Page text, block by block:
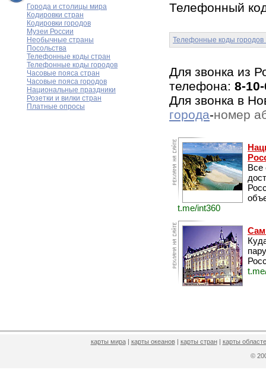
Города и столицы мира
Кодировки стран
Кодировки городов
Музеи России
Необычные страны
Посольства
Телефонные коды стран
Телефонные коды городов
Часовые пояса стран
Часовые пояса городов
Национальные праздники
Розетки и вилки стран
Платные опросы
Телефонный
Телефонные коды
Для звонка из
телефона: 8-
Для звонка в
города-номер
Все
t.me/int360
карты мира| карты океанов| карты стран| карты
©